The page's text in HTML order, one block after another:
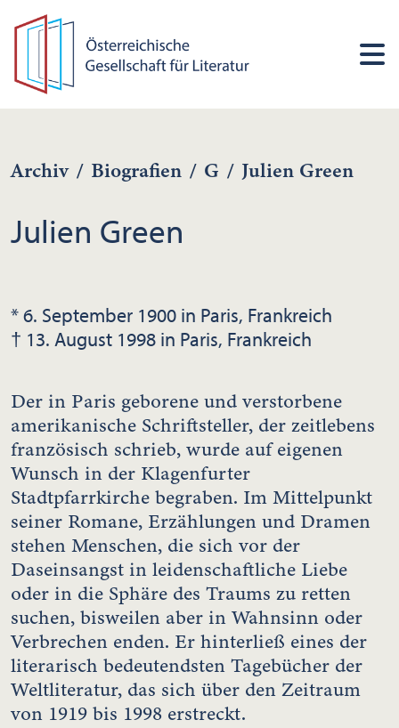
Archiv / Biografien / G / Julien Green
Julien Green
* 6. September 1900 in Paris, Frankreich
† 13. August 1998 in Paris, Frankreich
Der in Paris geborene und verstorbene
amerikanische Schriftsteller, der zeitlebens
französisch schrieb, wurde auf eigenen
Wunsch in der Klagenfurter
Stadtpfarrkirche begraben. Im Mittelpunkt
seiner Romane, Erzählungen und Dramen
stehen Menschen, die sich vor der
Daseinsangst in leidenschaftliche Liebe
oder in die Sphäre des Traums zu retten
suchen, bisweilen aber in Wahnsinn oder
Verbrechen enden. Er hinterließ eines der
literarisch bedeutendsten Tagebücher der
Weltliteratur, das sich über den Zeitraum
von 1919 bis 1998 erstreckt.